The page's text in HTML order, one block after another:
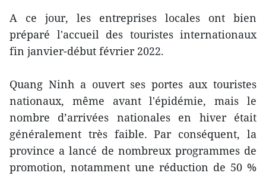
A ce jour, les entreprises locales ont bien
préparé l'accueil des touristes internationaux
fin janvier-début février 2022.
Quang Ninh a ouvert ses portes aux touristes
nationaux, même avant l'épidémie, mais le
nombre d’arrivées nationales en hiver était
généralement très faible. Par conséquent, la
province a lancé de nombreux programmes de
promotion, notamment une réduction de 50 %